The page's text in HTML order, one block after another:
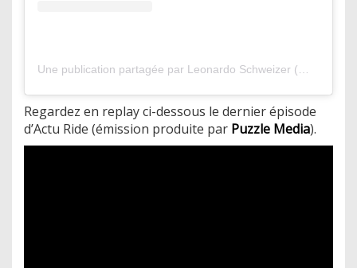
Une publication partagée par Leonardo Schweizer (@schweizer_leo)
Regardez en replay ci-dessous le dernier épisode
d’Actu Ride (émission produite par Puzzle Media).